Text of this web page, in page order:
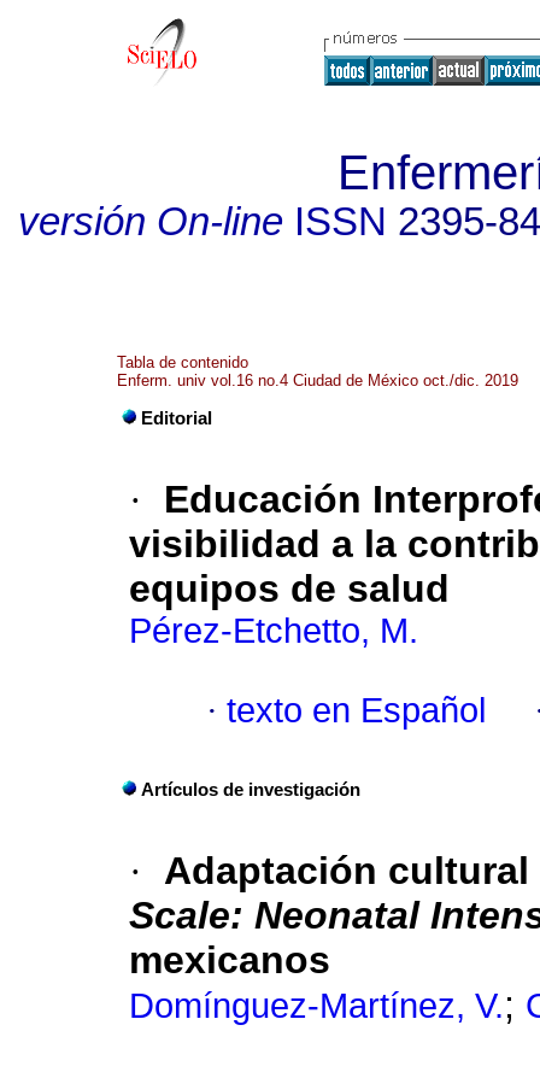
versión On-lineISSN 2395-
Tabla de contenido
Enferm. univ vol.16 no.4 Ciudad de México oct./dic. 2019
Editorial
·
Educación
visibilidad a la
equipos de salud
Pérez-Etchetto, M.
· texto en Español
Artículos de investigación
·
Adaptación
Scale: Neonatal
mexicanos
Domínguez-Martínez, V.;